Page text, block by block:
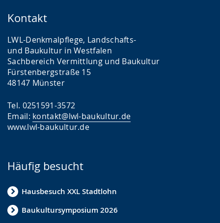
Kontakt
LWL-Denkmalpflege, Landschafts-
und Baukultur in Westfalen
Sachbereich Vermittlung und Baukultur
Fürstenbergstraße 15
48147 Münster
Tel. 0251591-3572
Email: kontakt@lwl-baukultur.de
www.lwl-baukultur.de
Häufig besucht
Hausbesuch XXL Stadtlohn
Baukultursymposium 2026